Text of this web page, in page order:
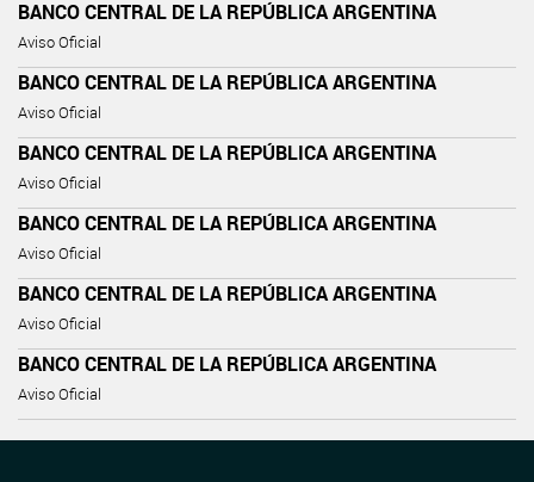
BANCO CENTRAL DE LA REPÚBLICA ARGENTINA
Aviso Oficial
BANCO CENTRAL DE LA REPÚBLICA ARGENTINA
Aviso Oficial
BANCO CENTRAL DE LA REPÚBLICA ARGENTINA
Aviso Oficial
BANCO CENTRAL DE LA REPÚBLICA ARGENTINA
Aviso Oficial
BANCO CENTRAL DE LA REPÚBLICA ARGENTINA
Aviso Oficial
BANCO CENTRAL DE LA REPÚBLICA ARGENTINA
Aviso Oficial